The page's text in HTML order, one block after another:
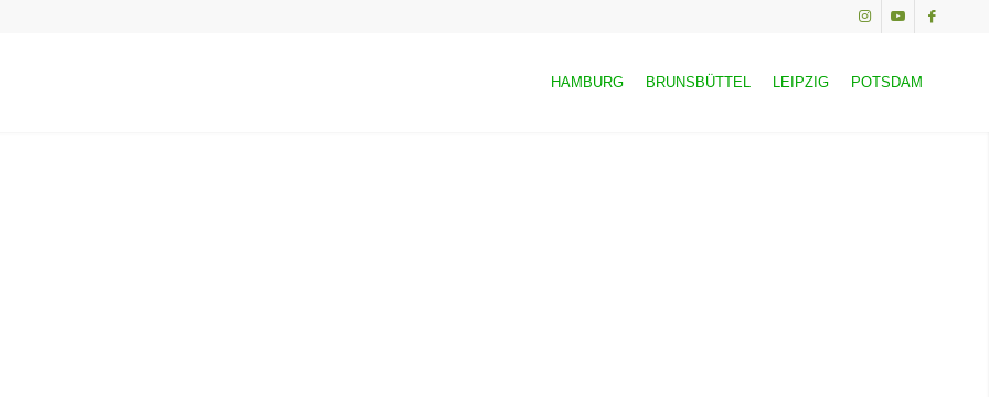
HAMBURG BRUNSBÜTTEL LEIPZIG POTSDAM